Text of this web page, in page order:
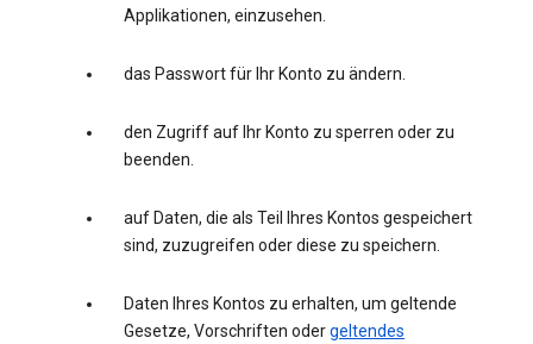
Applikationen, einzusehen.
das Passwort für Ihr Konto zu ändern.
den Zugriff auf Ihr Konto zu sperren oder zu
beenden.
auf Daten, die als Teil Ihres Kontos gespeichert
sind, zuzugreifen oder diese zu speichern.
Daten Ihres Kontos zu erhalten, um geltende
Gesetze, Vorschriften odergeltendes